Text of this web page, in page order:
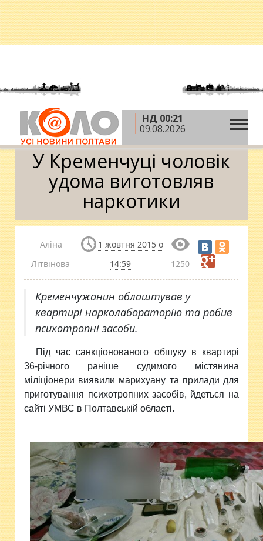
НД 00:21
09.08.2026
Головна » Новини »
У Кременчуці чоловік удома
виготовляв наркотики
У Кременчуці чоловік
удома виготовляв
наркотики
Аліна
Літвінова
1 жовтня 2015 о
14:59
1250
Кременчужанин облаштував у
квартирі нарколабораторію та робив
психотропні засоби.
Під час санкціонованого обшуку в квартирі
36-річного раніше судимого містянина
міліціонери виявили марихуану та прилади для
приготування психотропних засобів, йдеться на
сайті УМВС в Полтавській області.